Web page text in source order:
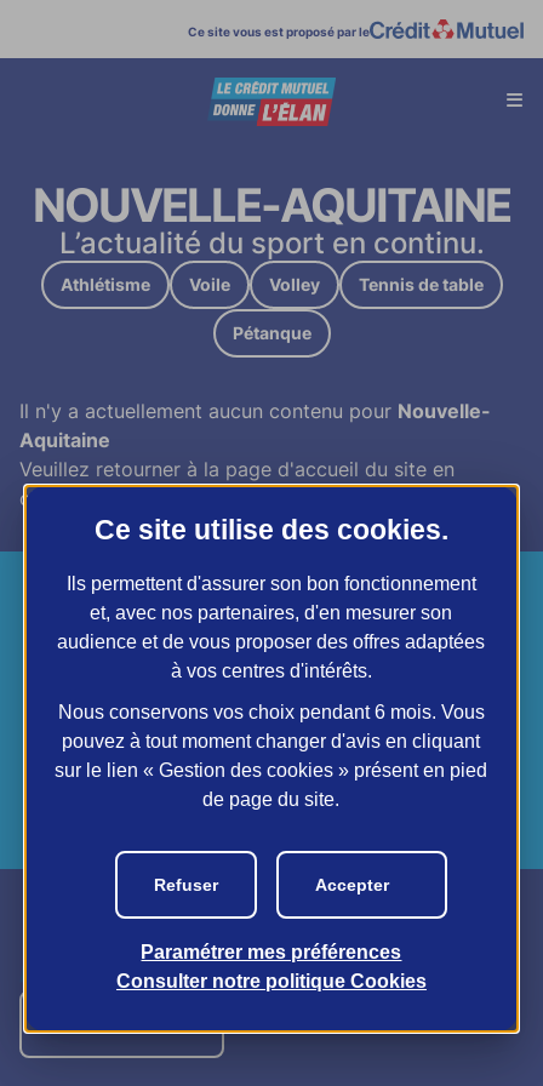
Ce site vous est proposé par le
menu
NOUVELLE-AQUITAINE
L’actualité du sport en continu.
Athlétisme Voile Volley Tennis de table
Pétanque
Il n'y a actuellement aucun contenu pour Nouvelle-
Aquitaine
Veuillez retourner à la page d'accueil du site en
cliquant
Suivez-nous
Suivez nos réseaux sociaux pour des mises à
jour régulières sur notre travail et des
informations exclusives autour du sport.
twitterinstagramfacebook
Ce site utilise des cookies.
Ils permettent d'assurer son bon fonctionnement
et, avec nos partenaires, d'en mesurer son
audience et de vous proposer des offres adaptées
à vos centres d'intérêts.
Nous conservons vos choix pendant 6 mois. Vous
pouvez à tout moment changer d'avis en cliquant
sur le lien « Gestion des cookies » présent en pied
de page du site.
Accepter
Refuser
Paramétrer mes préférences
Consulter notre politique Cookies